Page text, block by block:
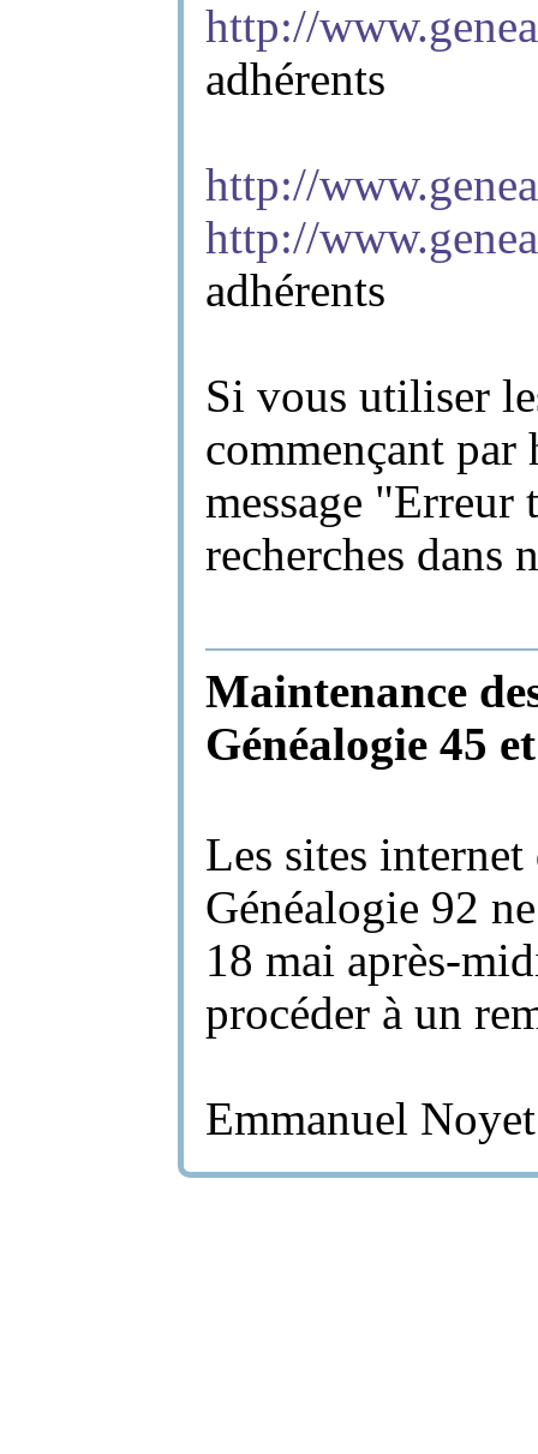
http://
adhérents
http://
http://
adhérents
Si vous utiliser
commençant
message "Erreur
recherches dans
Maintenance
Généalogie 45
Les sites
Généalogie 92
18 mai après-
procéder à un
Emmanuel Noyet